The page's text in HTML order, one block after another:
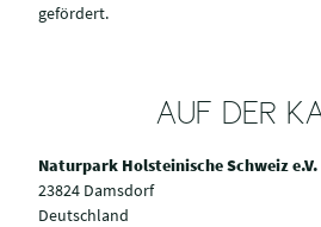
gefördert.
AUF DER
Naturpark Holsteinische Schweiz e.V.
23824 Damsdorf
Deutschland